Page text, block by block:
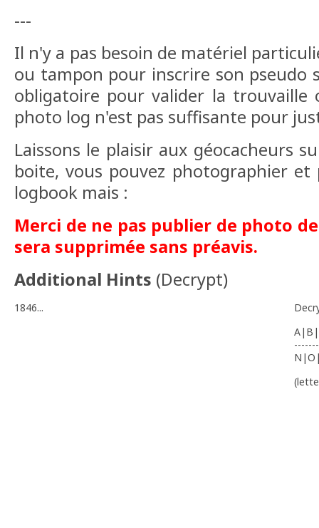
---
Il n'y a pas besoin de matériel
ou tampon pour inscrire son pseudo
obligatoire pour valider la trouvaille
photo log n'est pas suffisante pour
Laissons le plaisir aux géocacheurs
boite, vous pouvez photographier
logbook mais :
Merci de ne pas publier de photo
sera supprimée sans préavis.
Additional Hints (Decrypt)
1846...